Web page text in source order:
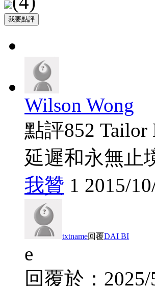
Wilson Wong
點評852 Tailor
延遲和永無止
我贊 1 2015/
txtname回覆DAI BI
e
回覆於：